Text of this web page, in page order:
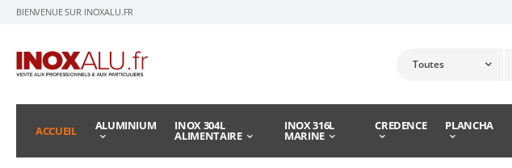
BIENVENUE SUR INOXALU.FR
ACCUEIL ALUMINIUM INOX 304L
ALIMENTAIRE
INOX 316L
MARINE
CREDENCE PLANCHA